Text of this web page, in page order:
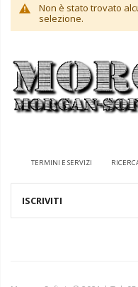
Non è stato trovato
selezione.
TERMINI E SERVIZI